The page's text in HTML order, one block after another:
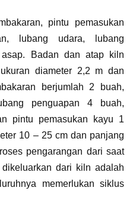
pintu pemasukan
lubang udara, lubang
Badan dan atap kiln
diameter 2,2 m dan
berjumlah 2 buah,
penguapan 4 buah,
pintu pemasukan kayu 1
10 – 25 cm dan panjang
pengarangan dari saat
dari kiln adalah
memerlukan siklus